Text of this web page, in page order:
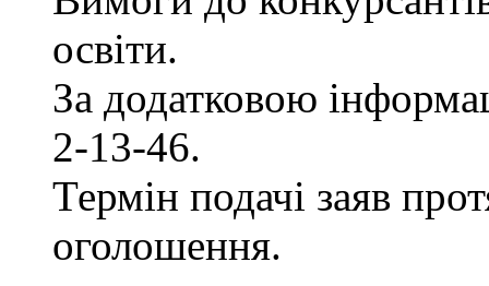
освіти.
За додатковою
2-13-46.
Термін подачі заяв
оголошення.